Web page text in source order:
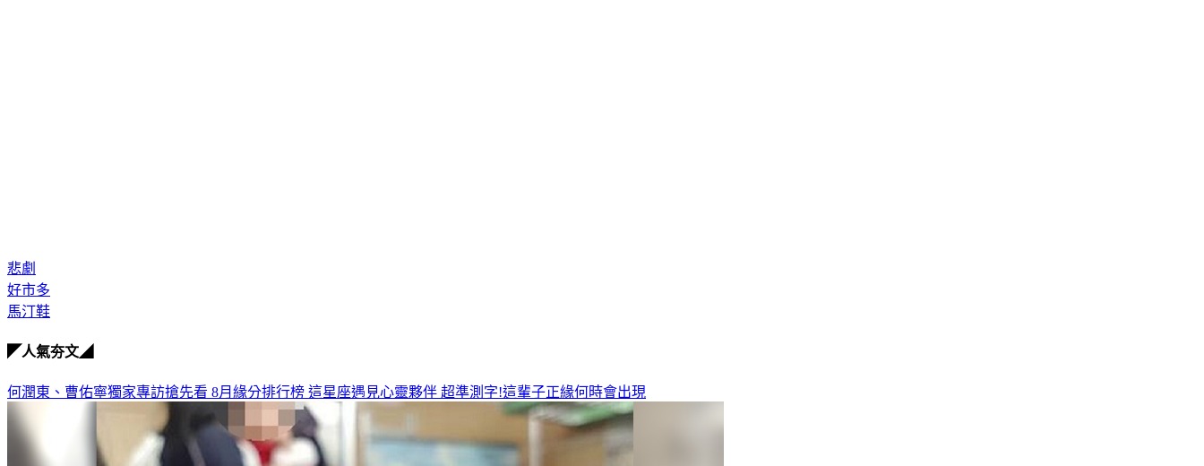
悲劇
好市多
馬汀鞋
◤人氣夯文◢
何潤東、曹佑寧獨家專訪搶先看 8月緣分排行榜 這星座遇見心靈夥伴 超準測字!這輩子正緣何時會出現